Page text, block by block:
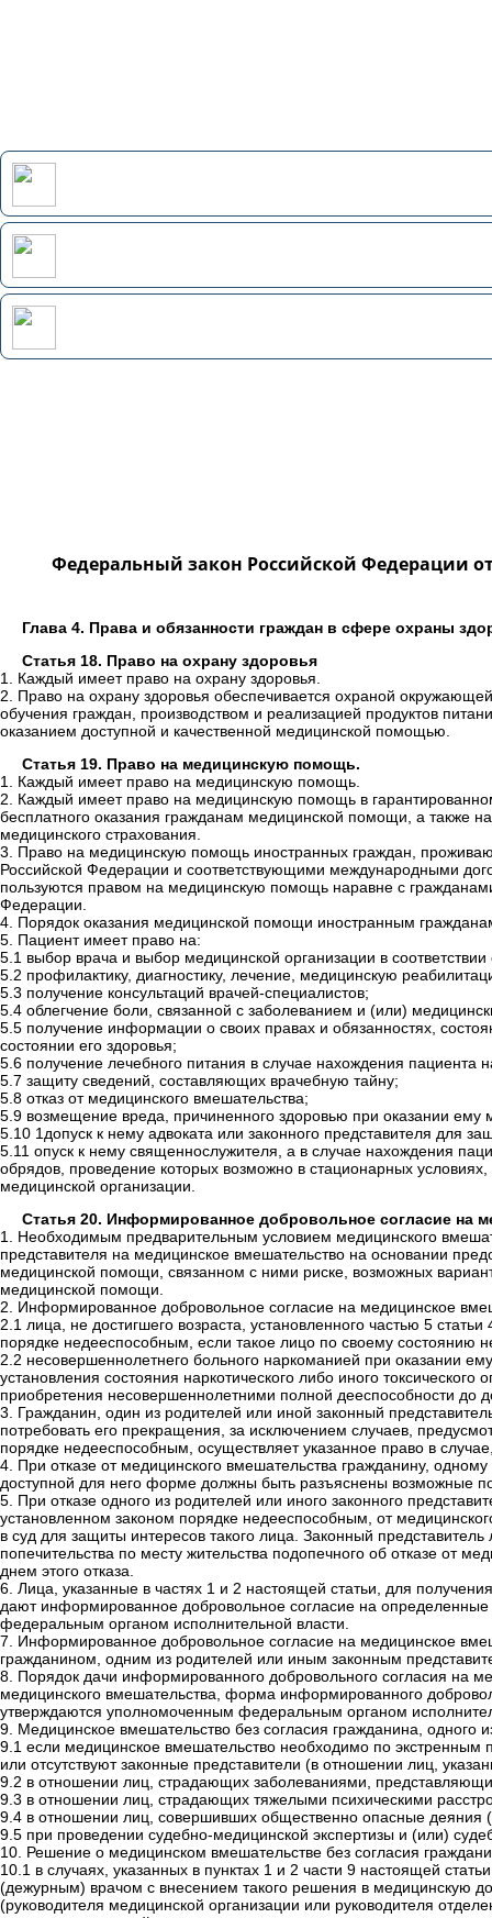
Федеральный закон Российской Федерации
Глава 4. Права и обязанности граждан в сфере охраны
Статья 18. Право на охрану здоровья
1. Каждый имеет право на охрану здоровья.
2. Право на охрану здоровья обеспечивается охраной
обучения граждан, производством и реализацией продуктов
оказанием доступной и качественной медицинской помощью.
Статья 19. Право на медицинскую помощь.
1. Каждый имеет право на медицинскую помощь.
2. Каждый имеет право на медицинскую помощь в
бесплатного оказания гражданам медицинской помощи, а также
медицинского страхования.
3. Право на медицинскую помощь иностранных граждан,
Российской Федерации и соответствующими международными
пользуются правом на медицинскую помощь наравне с
Федерации.
4. Порядок оказания медицинской помощи иностранным
5. Пациент имеет право на:
5.1 выбор врача и выбор медицинской организации в
5.2 профилактику, диагностику, лечение, медицинскую
5.3 получение консультаций врачей-специалистов;
5.4 облегчение боли, связанной с заболеванием и (или)
5.5 получение информации о своих правах и обязанностях,
состоянии его здоровья;
5.6 получение лечебного питания в случае нахождения пациента
5.7 защиту сведений, составляющих врачебную тайну;
5.8 отказ от медицинского вмешательства;
5.9 возмещение вреда, причиненного здоровью при оказании
5.10 1допуск к нему адвоката или законного представителя для
5.11 опуск к нему священнослужителя, а в случае нахождения
обрядов, проведение которых возможно в стационарных
медицинской организации.
Статья 20. Информированное добровольное согласие на
1. Необходимым предварительным условием медицинского
представителя на медицинское вмешательство на основании
медицинской помощи, связанном с ними риске, возможных
медицинской помощи.
2. Информированное добровольное согласие на медицинское
2.1 лица, не достигшего возраста, установленного частью 5
порядке недееспособным, если такое лицо по своему состоянию
2.2 несовершеннолетнего больного наркоманией при оказании
установления состояния наркотического либо иного
приобретения несовершеннолетними полной дееспособности до
3. Гражданин, один из родителей или иной законный
потребовать его прекращения, за исключением случаев,
порядке недееспособным, осуществляет указанное право в
4. При отказе от медицинского вмешательства гражданину,
доступной для него форме должны быть разъяснены возможные
5. При отказе одного из родителей или иного законного
установленном законом порядке недееспособным, от
в суд для защиты интересов такого лица. Законный
попечительства по месту жительства подопечного об отказе от
днем этого отказа.
6. Лица, указанные в частях 1 и 2 настоящей статьи, для
дают информированное добровольное согласие на
федеральным органом исполнительной власти.
7. Информированное добровольное согласие на медицинское
гражданином, одним из родителей или иным законным
8. Порядок дачи информированного добровольного согласия на
медицинского вмешательства, форма информированного
утверждаются уполномоченным федеральным органом
9. Медицинское вмешательство без согласия гражданина, одного
9.1 если медицинское вмешательство необходимо по экстренным
или отсутствуют законные представители (в отношении лиц,
9.2 в отношении лиц, страдающих заболеваниями,
9.3 в отношении лиц, страдающих тяжелыми психическими
9.4 в отношении лиц, совершивших общественно опасные деяния
9.5 при проведении судебно-медицинской экспертизы и (или)
10. Решение о медицинском вмешательстве без согласия
10.1 в случаях, указанных в пунктах 1 и 2 части 9 настоящей
(дежурным) врачом с внесением такого решения в медицинскую
(руководителя медицинской организации или руководителя